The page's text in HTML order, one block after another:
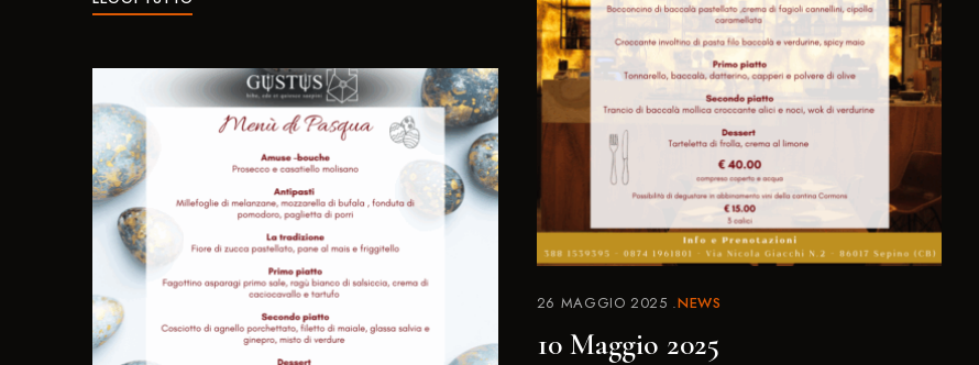
26 MAGGIO 2025 NEWS
10 Maggio 2025